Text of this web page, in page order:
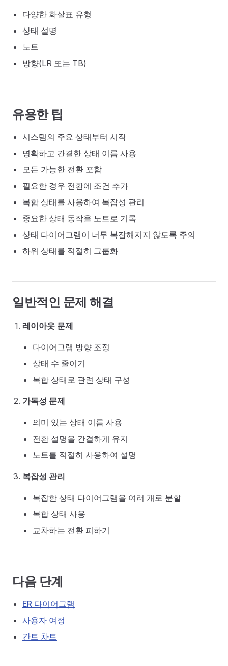
다양한 화살표 유형
상태 설명
노트
방향(LR 또는 TB)
유용한 팁
시스템의 주요 상태부터 시작
명확하고 간결한 상태 이름 사용
모든 가능한 전환 포함
필요한 경우 전환에 조건 추가
복합 상태를 사용하여 복잡성 관리
중요한 상태 동작을 노트로 기록
상태 다이어그램이 너무 복잡해지지 않도록 주의
하위 상태를 적절히 그룹화
일반적인 문제 해결
레이아웃 문제
다이어그램 방향 조정
상태 수 줄이기
복합 상태로 관련 상태 구성
가독성 문제
의미 있는 상태 이름 사용
전환 설명을 간결하게 유지
노트를 적절히 사용하여 설명
복잡성 관리
복잡한 상태 다이어그램을 여러 개로 분할
복합 상태 사용
교차하는 전환 피하기
다음 단계
ER 다이어그램
사용자 여정
간트 차트